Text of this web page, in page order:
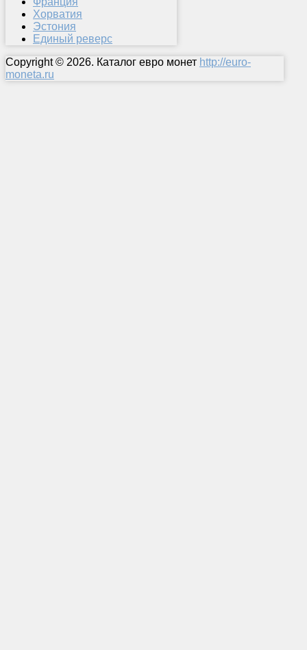
Хорватия
Эстония
Единый реверс
Copyright © 2026. Каталог евро монет http://euro-
moneta.ru